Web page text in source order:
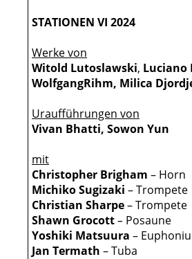
STATIONEN VI 2024
Werke von
Witold Lutoslawski, Luciano
WolfgangRihm, Milica
Uraufführungen von
Vivan Bhatti, Sowon Yun
mit
Christopher Brigham – Horn
MichikoSugizaki – Trompete
Christian Sharpe– Trompete
Shawn Grocott– Posaune
Yoshiki Matsuura –
Jan Termath – Tuba